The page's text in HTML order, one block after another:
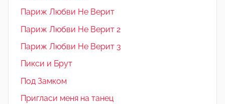
Париж Любви Не Верит
Париж Любви Не Верит 2
Париж Любви Не Верит 3
Пикси и Брут
Под Замком
Пригласи меня на танец